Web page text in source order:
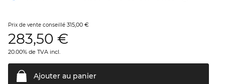
Prix de vente conseillé 315,00 €
283,50 €
20.00% de TVA incl.
Ajouter au panier